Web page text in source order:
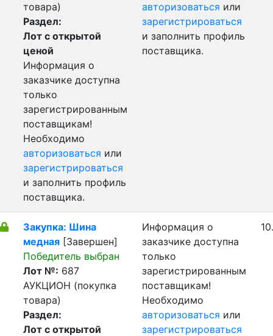
товара)
Раздел:
Лот с открытой
ценой
Информация о
заказчике доступна
только
зарегистрированным
поставщикам!
Необходимо
авторизоваться или
зарегистрироваться
и заполнить профиль
поставщика.
авторизоваться или
зарегистрироваться
и заполнить профиль
поставщика.
Закупка: Шина
медная [Завершен]
Победитель выбран
Лот №: 687
АУКЦИОН (покупка
товара)
Раздел:
Лот с открытой
Информация о
заказчике доступна
только
зарегистрированным
поставщикам!
Необходимо
авторизоваться или
зарегистрироваться